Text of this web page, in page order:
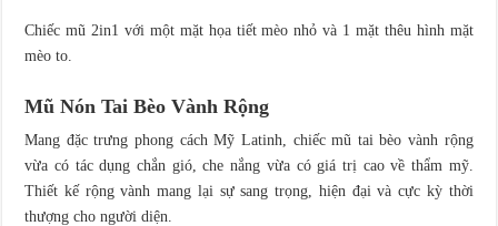
Chiếc mũ 2in1 với một mặt họa tiết mèo nhỏ và 1 mặt thêu hình mặt
mèo to.
Mũ Nón Tai Bèo Vành Rộng
Mang đặc trưng phong cách Mỹ Latinh, chiếc mũ tai bèo vành rộng
vừa có tác dụng chắn gió, che nắng vừa có giá trị cao về thẩm mỹ.
Thiết kế rộng vành mang lại sự sang trọng, hiện đại và cực kỳ thời
thượng cho người diện.